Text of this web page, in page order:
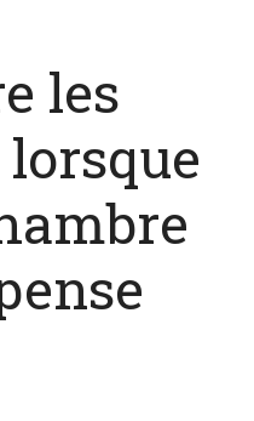
les